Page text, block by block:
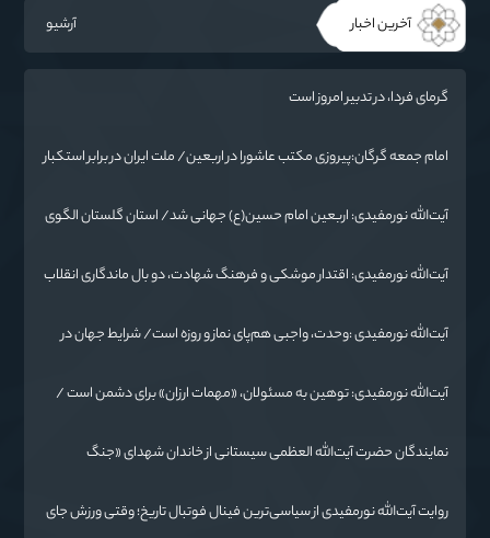
آخرین اخبار آرشیو
گرمای فردا، در تدبیر امروز است
امام جمعه گرگان:پیروزی مکتب عاشورا در اربعین/ ملت ایران در برابر استکبار
آیت‌الله نورمفیدی: اربعین امام حسین(ع) جهانی شد/ استان گلستان الگوی
آیت‌الله نورمفیدی: اقتدار موشکی و فرهنگ شهادت، دو بال ماندگاری انقلاب
آیت‌الله نورمفیدی :وحدت، واجبی هم‌پای نماز و روزه است/ شرایط جهان در
آیت‌الله نورمفیدی: توهین به مسئولان، «مهمات ارزان» برای دشمن است /
نمایندگان حضرت آیت‌الله العظمی سیستانی از خاندان شهدای «جنگ
روایت آیت‌الله نورمفیدی از سیاسی‌ترین فینال فوتبال تاریخ؛ وقتی ورزش جای